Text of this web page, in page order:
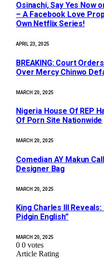
Osinachi, Say Yes Now
– A Facebook Love
Own Netflix Series!
APRIL 23, 2025
BREAKING: Court
Over Mercy Chinwo
MARCH 20, 2025
Nigeria House Of REP
Of Porn Site Nationwide
MARCH 20, 2025
Comedian AY Makun
Designer Bag
MARCH 20, 2025
King Charles III
Pidgin English”
MARCH 20, 2025
0 0 votes
Article Rating